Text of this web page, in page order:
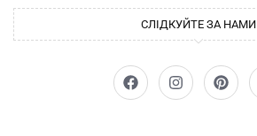
СЛІДКУЙТЕ ЗА НАМИ